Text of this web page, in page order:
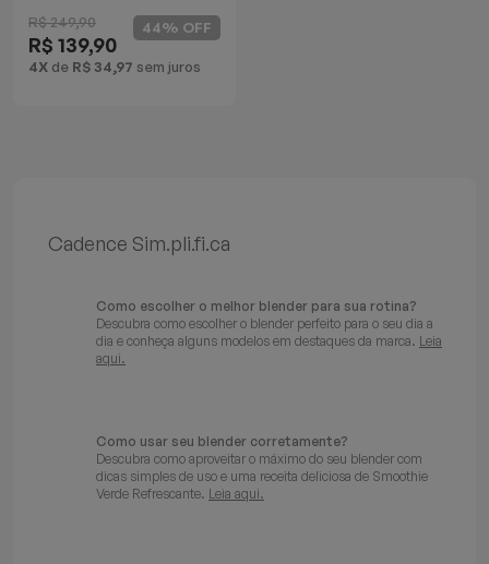
R$ 249,90
R$ 139,90
4X de R$ 34,97 sem juros
44% OFF
Cadence Sim.pli.fi.ca
Como escolher o melhor blender para sua rotina?
Descubra como escolher o blender perfeito para o seu dia a
dia e conheça alguns modelos em destaques da marca. Leia
aqui.
Como usar seu blender corretamente?
Descubra como aproveitar o máximo do seu blender com
dicas simples de uso e uma receita deliciosa de Smoothie
Verde Refrescante. Leia aqui.